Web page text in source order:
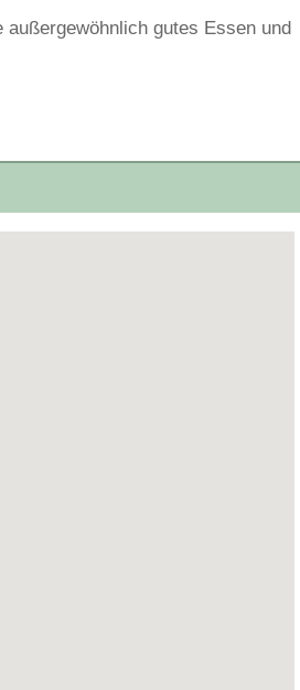
gutes Essen und